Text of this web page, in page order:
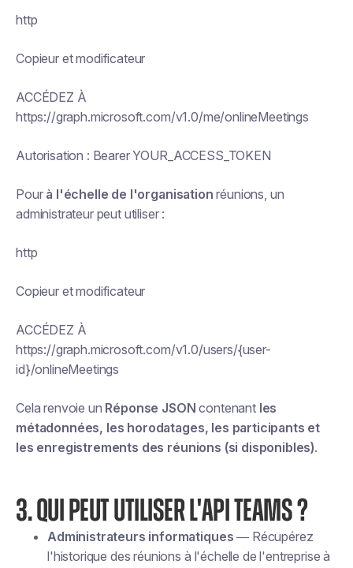
http
Copieur et modificateur
ACCÉDEZ À
https://graph.microsoft.com/v1.0/me/onlineMeetings
Autorisation : Bearer YOUR_ACCESS_TOKEN
Pour à l'échelle de l'organisation réunions, un
administrateur peut utiliser :
http
Copieur et modificateur
ACCÉDEZ À
https://graph.microsoft.com/v1.0/users/{user-
id}/onlineMeetings
Cela renvoie un Réponse JSON contenant les
métadonnées, les horodatages, les participants et
les enregistrements des réunions (si disponibles).
3. QUI PEUT UTILISER L'API TEAMS ?
Administrateurs informatiques — Récupérez
l'historique des réunions à l'échelle de l'entreprise à